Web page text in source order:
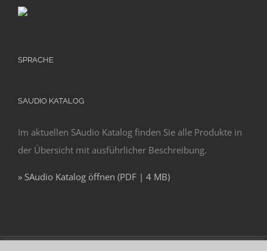
SPRACHE
SAUDIO KATALOG
Im aktuellen SAudio Katalog finden Sie alle Produkte in
der Übersicht mit ausführlicher Beschreibung.
» SAudio Katalog öffnen (PDF | 4 MB)